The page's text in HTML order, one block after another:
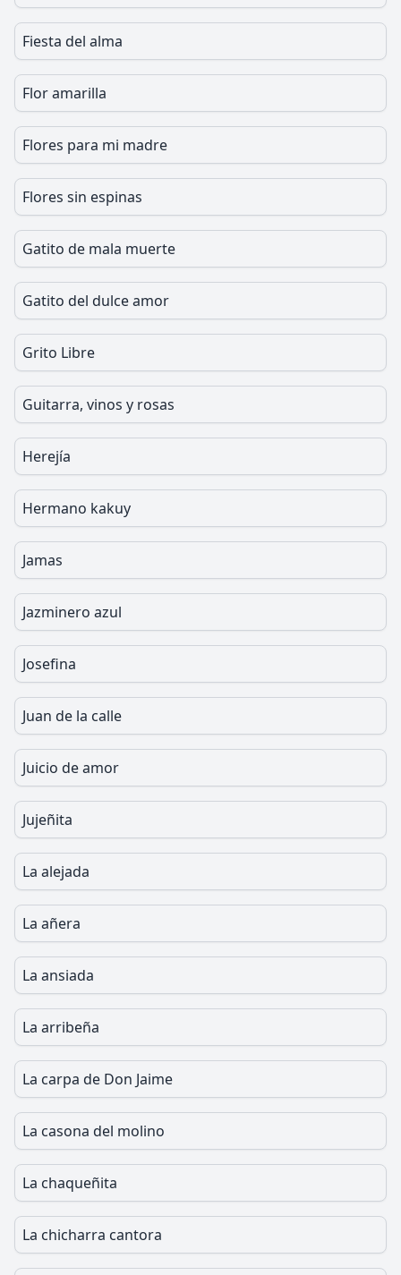
Fiesta del alma
Flor amarilla
Flores para mi madre
Flores sin espinas
Gatito de mala muerte
Gatito del dulce amor
Grito Libre
Guitarra, vinos y rosas
Herejía
Hermano kakuy
Jamas
Jazminero azul
Josefina
Juan de la calle
Juicio de amor
Jujeñita
La alejada
La añera
La ansiada
La arribeña
La carpa de Don Jaime
La casona del molino
La chaqueñita
La chicharra cantora